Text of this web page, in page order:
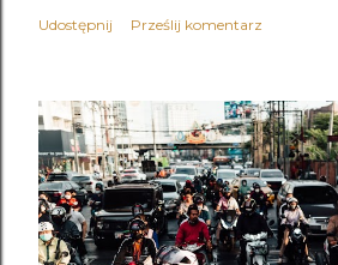
Udostępnij Prześlij komentarz